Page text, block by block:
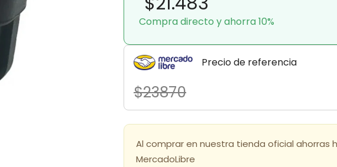
Compra directo y ahorra 10%
Precio de referencia
$23870
Al comprar en nuestra tienda oficial ahorras
MercadoLibre